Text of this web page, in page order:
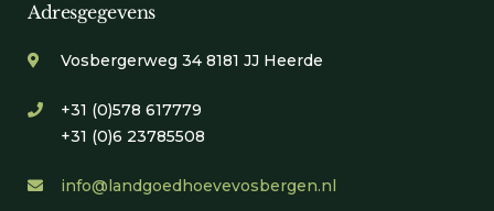
Adresgegevens
Vosbergerweg 34 8181 JJ Heerde
+31 (0)578 617779
+31 (0)6 23785508
info@landgoedhoevevosbergen.nl